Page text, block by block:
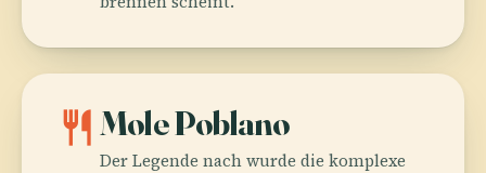
restaurant Mole Poblano
Der Legende nach wurde die komplexe